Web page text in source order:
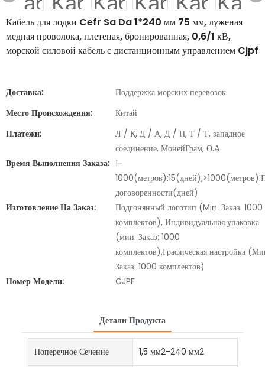
Кабель для лодки Cefr Sa Da 1*240 мм 75 мм, луженая
медная проволока, плетеная, бронированная, 0,6/1 кВ,
морской силовой кабель с дистанционным управлением Cjpf
Доставка:
Поддержка морских перевозок
Место Происхождения:
Китай
Платежи:
Л / К, Д / А, Д / П, Т / Т, западное
соединение, МонейГрам, О.А.
Время Выполнения Заказа: 1-
договоренности(дней)
Изготовление На Заказ:
Подгонянный логотип (Min. Заказ: 1000
комплектов), Индивидуальная упаковка
(мин. Заказ: 1000
комплектов),Графическая настройка
Заказ: 1000 комплектов)
Номер Модели:
CJPF
Детали Продукта
Поперечное Сечение 1,5 мм2-240 мм2